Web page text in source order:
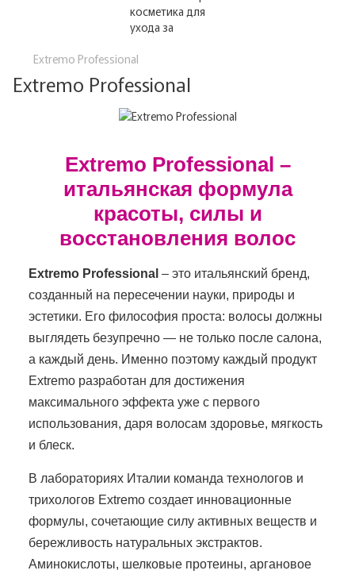
Extremo Professional
Extremo Professional
Extremo Professional –
итальянская формула
красоты, силы и
восстановления волос
Extremo Professional – это итальянский бренд,
созданный на пересечении науки, природы и
эстетики. Его философия проста: волосы должны
выглядеть безупречно — не только после салона,
а каждый день. Именно поэтому каждый продукт
Extremo разработан для достижения
максимального эффекта уже с первого
использования, даря волосам здоровье, мягкость
и блеск.
В лабораториях Италии команда технологов и
трихологов Extremo создает инновационные
формулы, сочетающие силу активных веществ и
бережливость натуральных экстрактов.
Аминокислоты, шелковые протеины, аргановое